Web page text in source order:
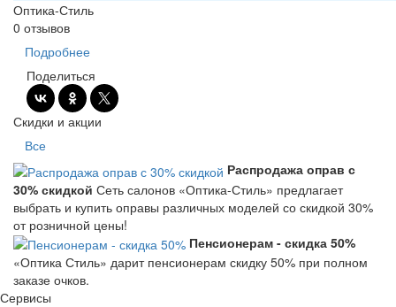
Оптика-Стиль
0 отзывов
Подробнее
Поделиться
Скидки и акции
Все
Распродажа оправ с
30% скидкой Сеть салонов «Оптика-Стиль» предлагает
выбрать и купить оправы различных моделей со скидкой 30%
от розничной цены!
Пенсионерам - скидка 50%
«Оптика Стиль» дарит пенсионерам скидку 50% при полном
заказе очков.
Сервисы